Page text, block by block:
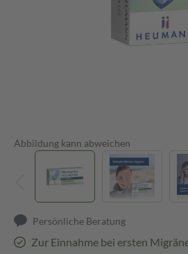
Abbildung kann abweichen
Persönliche Beratung
Zur Einnahme bei ersten